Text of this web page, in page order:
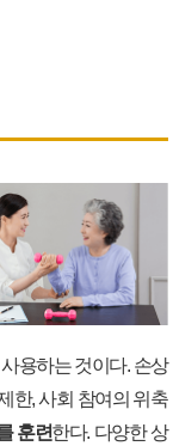
용하는 것이다. 손상
한, 사회 참여의 위축
훈련한다. 다양한 상